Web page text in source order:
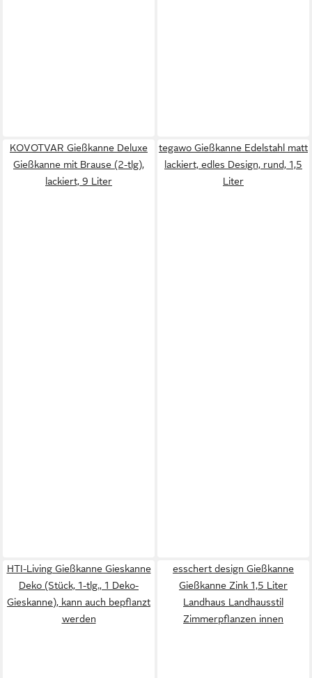
KOVOTVAR Gießkanne Deluxe
Gießkanne mit Brause (2-tlg),
lackiert, 9 Liter
tegawo Gießkanne Edelstahl matt
lackiert, edles Design, rund, 1,5
Liter
HTI-Living Gießkanne Gieskanne
Deko (Stück, 1-tlg., 1 Deko-
Gieskanne), kann auch bepflanzt
werden
esschert design Gießkanne
Gießkanne Zink 1,5 Liter
Landhaus Landhausstil
Zimmerpflanzen innen